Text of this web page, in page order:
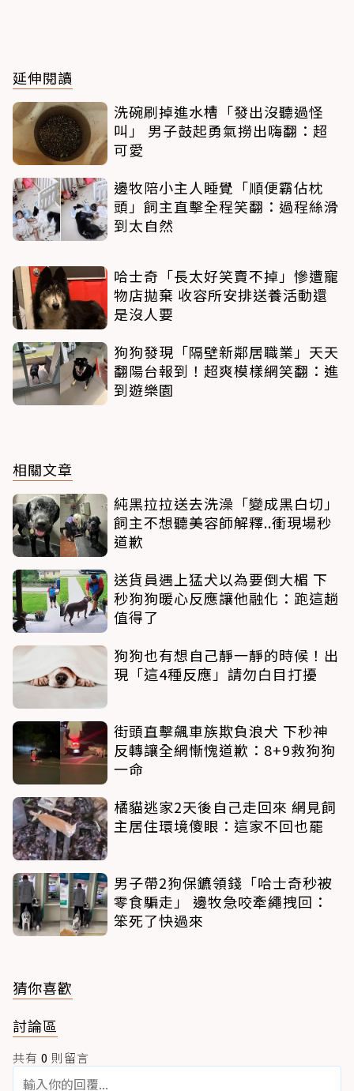
延伸閱讀
洗碗刷掉進水槽「發出沒聽過怪
叫」 男子鼓起勇氣撈出嗨翻：超
可愛
邊牧陪小主人睡覺「順便霸佔枕
頭」飼主直擊全程笑翻：過程絲滑
到太自然
哈士奇「長太好笑賣不掉」慘遭寵
物店拋棄 收容所安排送養活動還
是沒人要
狗狗發現「隔壁新鄰居職業」天天
翻陽台報到！超爽模樣網笑翻：進
到遊樂園
相關文章
純黑拉拉送去洗澡「變成黑白切」
飼主不想聽美容師解釋..衝現場秒
道歉
送貨員遇上猛犬以為要倒大楣 下
秒狗狗暖心反應讓他融化：跑這趟
值得了
狗狗也有想自己靜一靜的時候！出
現「這4種反應」請勿白目打擾
街頭直擊飆車族欺負浪犬 下秒神
反轉讓全網慚愧道歉：8+9救狗狗
一命
橘貓逃家2天後自己走回來 網見飼
主居住環境傻眼：這家不回也罷
男子帶2狗保鑣領錢「哈士奇秒被
零食騙走」 邊牧急咬牽繩拽回：
笨死了快過來
猜你喜歡
討論區
共有 0 則留言